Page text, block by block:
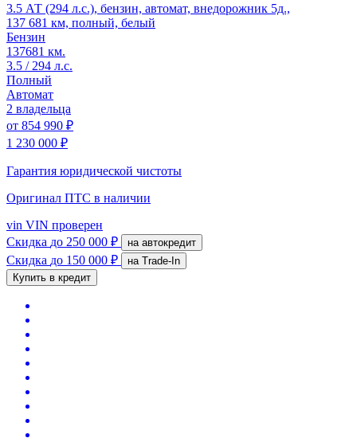
3.5 АТ (294 л.с.), бензин, автомат, внедорожник 5д.,
137 681 км, полный, белый
Бензин
137681 км.
3.5 / 294 л.с.
Полный
Автомат
2 владельца
от 854 990 ₽
1 230 000 ₽
Гарантия юридической чистоты
Оригинал ПТС в наличии
vin VIN проверен
Скидка до 250 000 ₽ на автокредит
Скидка до 150 000 ₽
на Trade-In
Купить в кредит